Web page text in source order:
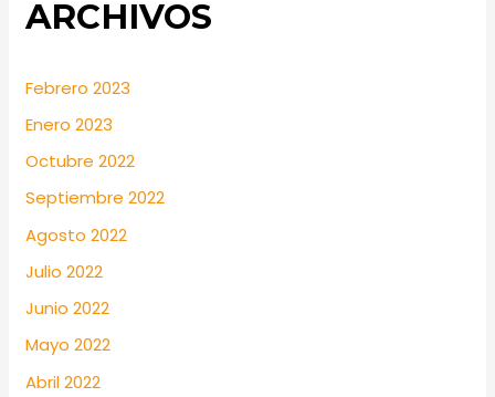
ARCHIVOS
Febrero 2023
Enero 2023
Octubre 2022
Septiembre 2022
Agosto 2022
Julio 2022
Junio 2022
Mayo 2022
Abril 2022